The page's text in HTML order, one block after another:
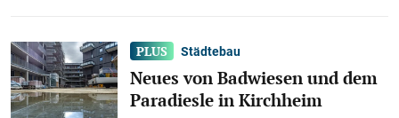
Städtebau
Neues von Badwiesen und dem
Paradiesle in Kirchheim